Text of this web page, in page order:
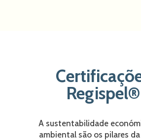
Regispel®
A sustentabilidade
ambiental são os pilares